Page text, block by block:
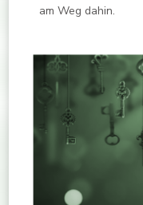
am Weg dahin.